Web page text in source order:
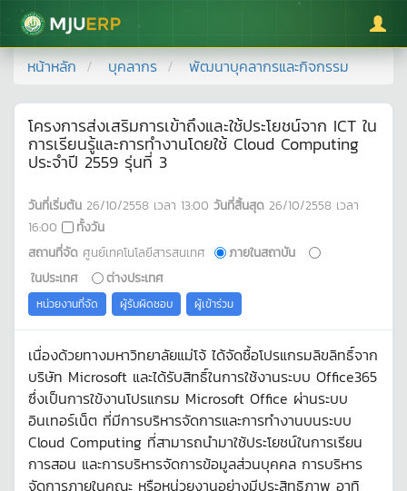
มหาวิทยาลัยแม่โจ้
หน้าหลัก บุคลากร พัฒนาบุคลากรและกิจกรรม
โครงการส่งเสริมการเข้าถึงและใช้ประโยชน์จาก ICT ใน
การเรียนรู้และการทำงานโดยใช้ Cloud Computing
ประจำปี 2559 รุ่นที่ 3
วันที่เริ่มต้น 26/10/2558 เวลา 13:00 วันที่สิ้นสุด 26/10/2558 เวลา
16:00
ทั้งวัน
สถานที่จัด ศูนย์เทคโนโลยีสารสนเทศ
ภายในสถาบัน
ในประเทศ
ต่างประเทศ
หน่วยงานที่จัด ผู้รับผิดชอบ ผู้เข้าร่วม
เนื่องด้วยทางมหาวิทยาลัยแม่โจ้ ได้จัดซื้อโปรแกรมลิขลิทธิ์จาก
บริษัท Microsoft และได้รับสิทธิ์ในการใช้งานระบบ Office365
ซึ่งเป็นการใข้งานโปรแกรม Microsoft Office ผ่านระบบ
อินเทอร์เน็ต ที่มีการบริหารจัดการและการทำงานบนระบบ
Cloud Computing ที่สามารถนำมาใช้ประโยชน์ในการเรียน
การสอน และการบริหารจัดการข้อมูลส่วนบุคคล การบริหาร
จัดการภายในคณะ หรือหน่วยงานอย่างมีประสิทธิภาพ อาทิ